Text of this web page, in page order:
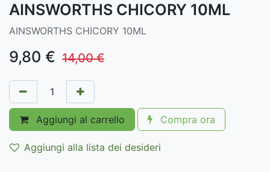
AINSWORTHS CHICORY 10ML
AINSWORTHS CHICORY 10ML
9,80 € 14,00€
Aggiungi al carrello Compra ora
Aggiungi alla lista dei desideri